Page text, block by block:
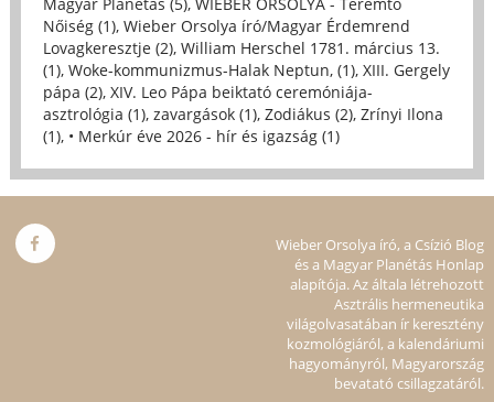
Nőiség (1), Wieber Orsolya író/Magyar Érdemrend
Lovagkeresztje (2), William Herschel 1781. március 13.
(1), Woke-kommunizmus-Halak Neptun, (1), XIII. Gergely
pápa (2), XIV. Leo Pápa beiktató ceremóniája-
asztrológia (1), zavargások (1), Zodiákus (2), Zrínyi Ilona
(1), • Merkúr éve 2026 - hír és igazság (1)
Wieber Orsolya író, a Csízió Blog
és a Magyar Planétás Honlap
alapítója. Az általa létrehozott
Asztrális hermeneutika
világolvasatában ír keresztény
kozmológiáról, a kalendáriumi
hagyományról, Magyarország
bevatató csillagzatáról.